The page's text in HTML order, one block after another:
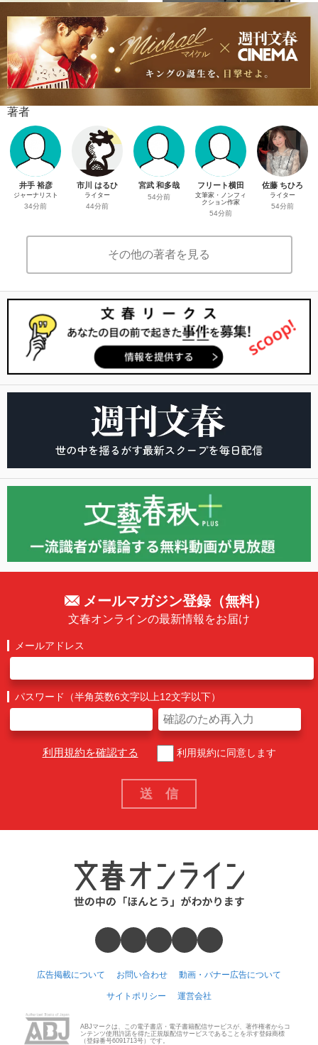
著者
井手 裕彦
ジャーナリスト
34分前
市川 はるひ
ライター
44分前
宮武 和多哉
54分前
フリート横田
文筆家・ノンフィ
クション作家
54分前
佐藤 ちひろ
ライター
54分前
その他の著者を見る
メールマガジン登録（無料）
文春オンラインの最新情報をお届け
メールアドレス
パスワード（半角英数6文字以上12文字以下）
利用規約を確認する 利用規約に同意します
広告掲載について お問い合わせ 動画・バナー広告について
サイトポリシー 運営会社
ABJマークは、この電子書店・電子書籍配信サービスが、著作権者からコ
ンテンツ使用許諾を得た正規版配信サービスであることを示す登録商標
（登録番号6091713号）です。